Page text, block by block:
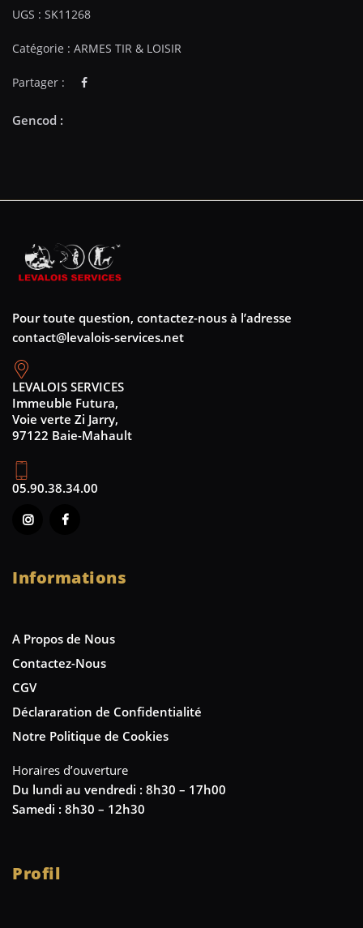
UGS : SK11268
Catégorie : ARMES TIR & LOISIR
Partager :
Pour toute question, contactez-nous à l’adresse
contact@levalois-services.net
LEVALOIS SERVICES
Immeuble Futura,
Voie verte Zi Jarry,
97122 Baie-Mahault
05.90.38.34.00
Informations
A Propos de Nous
Contactez-Nous
CGV
Déclararation de Confidentialité
Notre Politique de Cookies
Horaires d’ouverture
Du lundi au vendredi : 8h30 – 17h00
Samedi : 8h30 – 12h30
Profil